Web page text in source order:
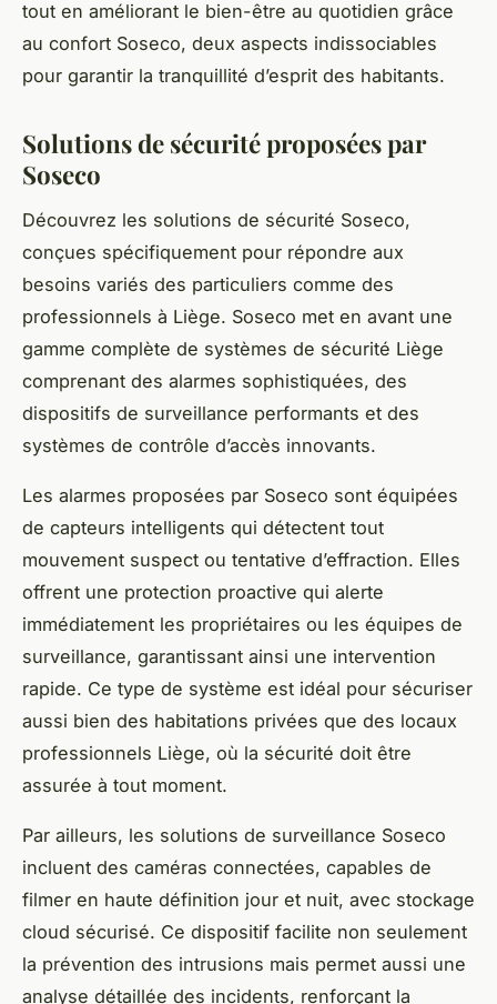
tout en améliorant le bien-être au quotidien grâce
au confort Soseco, deux aspects indissociables
pour garantir la tranquillité d’esprit des habitants.
Solutions de sécurité proposées par
Soseco
Découvrez les solutions de sécurité Soseco,
conçues spécifiquement pour répondre aux
besoins variés des particuliers comme des
professionnels à Liège. Soseco met en avant une
gamme complète de systèmes de sécurité Liège
comprenant des alarmes sophistiquées, des
dispositifs de surveillance performants et des
systèmes de contrôle d’accès innovants.
Les alarmes proposées par Soseco sont équipées
de capteurs intelligents qui détectent tout
mouvement suspect ou tentative d’effraction. Elles
offrent une protection proactive qui alerte
immédiatement les propriétaires ou les équipes de
surveillance, garantissant ainsi une intervention
rapide. Ce type de système est idéal pour sécuriser
aussi bien des habitations privées que des locaux
professionnels Liège, où la sécurité doit être
assurée à tout moment.
Par ailleurs, les solutions de surveillance Soseco
incluent des caméras connectées, capables de
filmer en haute définition jour et nuit, avec stockage
cloud sécurisé. Ce dispositif facilite non seulement
la prévention des intrusions mais permet aussi une
analyse détaillée des incidents, renforçant la